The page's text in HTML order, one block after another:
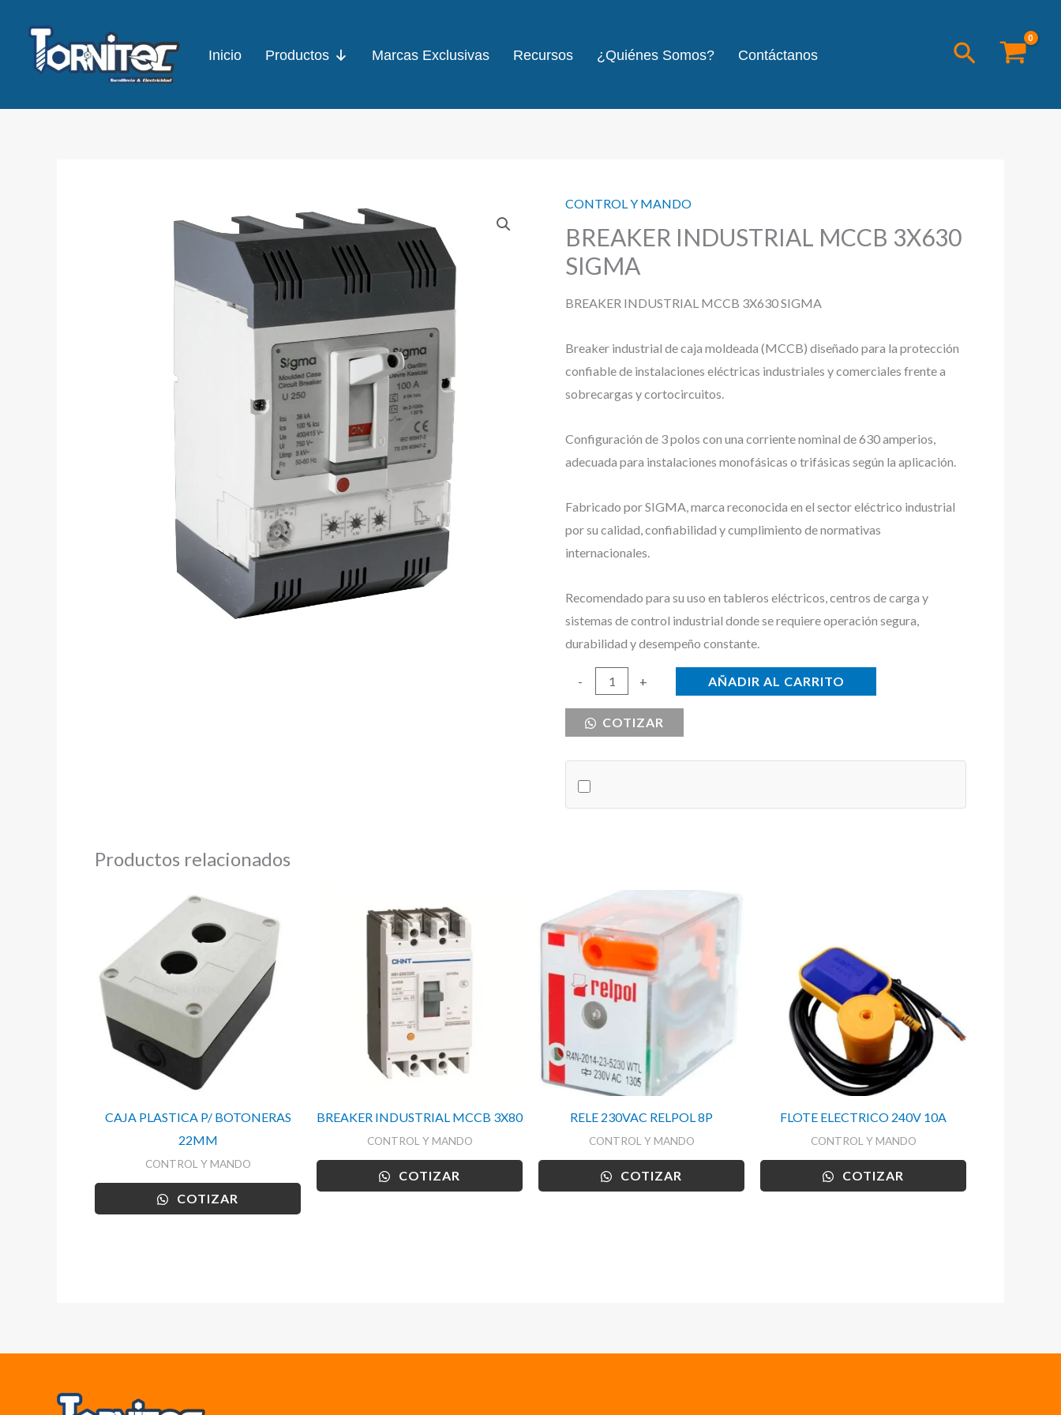
contenido
Inicio Productos Marcas Exclusivas Recursos ¿Quiénes Somos? Contáctanos Buscar
CONTROL Y MANDO
BREAKER INDUSTRIAL MCCB 3X630
SIGMA
BREAKER INDUSTRIAL MCCB 3X630 SIGMA
Breaker industrial de caja moldeada (MCCB) diseñado para la protección
confiable de instalaciones eléctricas industriales y comerciales frente a
sobrecargas y cortocircuitos.
Configuración de 3 polos con una corriente nominal de 630 amperios,
adecuada para instalaciones monofásicas o trifásicas según la aplicación.
Fabricado por SIGMA, marca reconocida en el sector eléctrico industrial
por su calidad, confiabilidad y cumplimiento de normativas
internacionales.
Recomendado para su uso en tableros eléctricos, centros de carga y
sistemas de control industrial donde se requiere operación segura,
durabilidad y desempeño constante.
-
BREAKER
MCCB
cantidad
+ AÑADIR AL CARRITO
COTIZAR
Productos relacionados
CAJA PLASTICA P/ BOTONERAS
22MM
CONTROL Y MANDO
COTIZAR
BREAKER INDUSTRIAL MCCB 3X80
CONTROL Y MANDO
COTIZAR
RELE 230VAC RELPOL 8P
CONTROL Y MANDO
COTIZAR
FLOTE ELECTRICO 240V 10A
CONTROL Y MANDO
COTIZAR